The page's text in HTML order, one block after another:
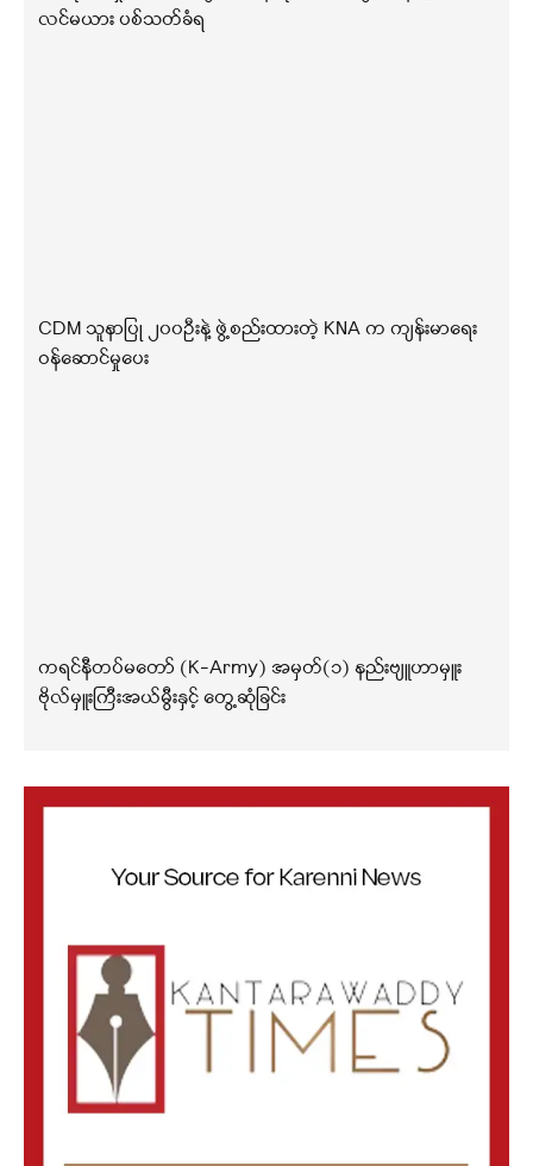
လင်မယား ပစ်သတ်ခံရ
CDM သူနာပြု ၂၀၀ဦးနဲ့ ဖွဲ့စည်းထားတဲ့ KNA က ကျန်းမာရေး
ဝန်ဆောင်မှုပေး
ကရင်နီတပ်မတော် (K-Army) အမှတ်(၁) နည်းဗျူဟာမှူး
ဗိုလ်မှူးကြီးအယ်မွီးနှင့် တွေ့ဆုံခြင်း